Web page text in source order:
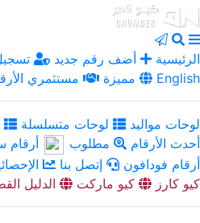
الرئيسية أضف رقم جديد
مميزة
مستثمري English
لوحات مواليد لوحات متسلسلة
أحدث الأرقام
مطلوب أرقام
أرقام فودافون
إتصل بنا
كيو كارز
كيو ماركت الدليل